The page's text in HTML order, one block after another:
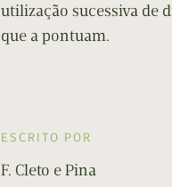
utilização sucessiva de
que a pontuam.
ESCRITO POR
F. Cleto e Pina